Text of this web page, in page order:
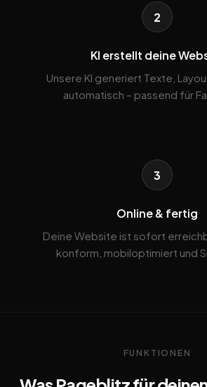
2
KI erstellt deine
Unsere KI generiert Texte,
automatisch – passend für
3
Online & fertig
Deine Website ist sofort
konform, mobiloptimiert und
FUNKTIONEN